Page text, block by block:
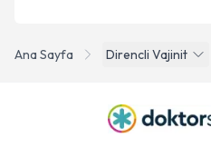
Ana Sayfa Direncli Vajinit